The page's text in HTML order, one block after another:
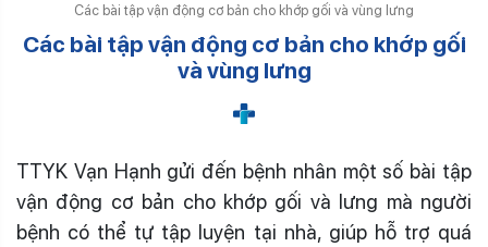
Các bài tập vận động cơ bản cho khớp gối và vùng lưng
Các bài tập vận động cơ bản cho khớp gối
và vùng lưng
TTYK Vạn Hạnh gửi đến bệnh nhân một số bài tập
vận động cơ bản cho khớp gối và lưng mà người
bệnh có thể tự tập luyện tại nhà, giúp hỗ trợ quá